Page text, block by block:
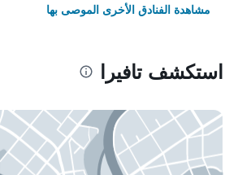
مشاهدة الفنادق الأخرى الموصى بها
استكشف تافيرا